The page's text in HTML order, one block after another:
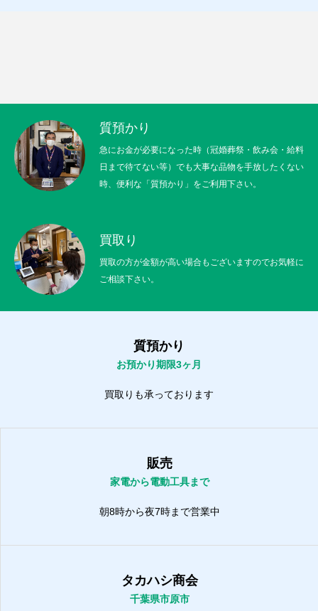
質預かり
急にお金が必要になった時（冠婚葬祭・飲み会・給料
日まで待てない等）でも大事な品物を手放したくない
時、便利な「質預かり」をご利用下さい。
買取り
買取の方が金額が高い場合もございますのでお気軽に
ご相談下さい。
質預かり
お預かり期限3ヶ月
買取りも承っております
販売
家電から電動工具まで
朝8時から夜7時まで営業中
タカハシ商会
千葉県市原市